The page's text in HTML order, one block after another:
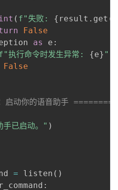
( f"失败: { result . get (
False
as e :
执行命令时发生异常: {e} "
False
动你的语音助手
手已启动。" )
= listen ( )
: